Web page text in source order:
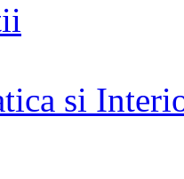
si